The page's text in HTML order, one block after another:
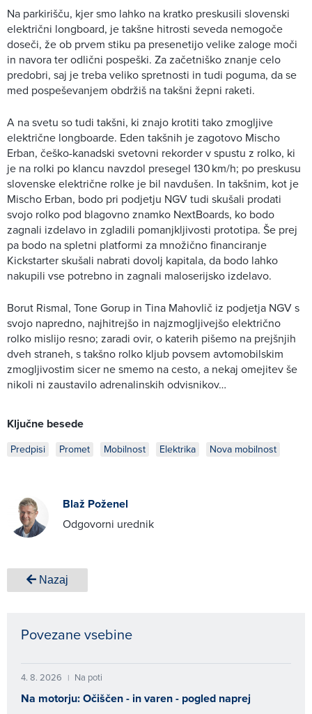
Na parkirišču, kjer smo lahko na kratko preskusili slovenski
električni longboard, je takšne hitrosti seveda nemogoče
doseči, že ob prvem stiku pa presenetijo velike zaloge moči
in navora ter odlični pospeški. Za začetniško znanje celo
predobri, saj je treba veliko spretnosti in tudi poguma, da se
med pospeševanjem obdržiš na takšni žepni raketi.
A na svetu so tudi takšni, ki znajo krotiti tako zmogljive
električne longboarde. Eden takšnih je zagotovo Mischo
Erban, češko-kanadski svetovni rekorder v spustu z rolko, ki
je na rolki po klancu navzdol presegel 130 km/h; po preskusu
slovenske električne rolke je bil navdušen. In takšnim, kot je
Mischo Erban, bodo pri podjetju NGV tudi skušali prodati
svojo rolko pod blagovno znamko NextBoards, ko bodo
zagnali izdelavo in zgladili pomanjkljivosti prototipa. Še prej
pa bodo na spletni platformi za množično financiranje
Kickstarter skušali nabrati dovolj kapitala, da bodo lahko
nakupili vse potrebno in zagnali maloserijsko izdelavo.
Borut Rismal, Tone Gorup in Tina Mahovlič iz podjetja NGV s
svojo napredno, najhitrejšo in najzmogljivejšo električno
rolko mislijo resno; zaradi ovir, o katerih pišemo na prejšnjih
dveh straneh, s takšno rolko kljub povsem avtomobilskim
zmogljivostim sicer ne smemo na cesto, a nekaj omejitev še
nikoli ni zaustavilo adrenalinskih odvisnikov…
Ključne besede
Predpisi Promet Mobilnost Elektrika Nova mobilnost
Blaž Poženel
Odgovorni urednik
Nazaj
Povezane vsebine
4. 8. 2026 | Na poti
Na motorju: Očiščen - in varen - pogled naprej